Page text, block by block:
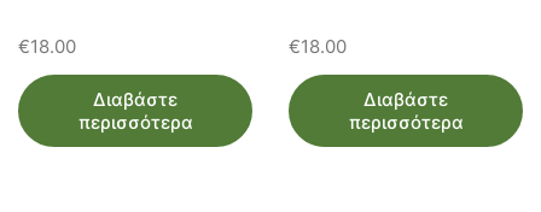
€18.00
Διαβάστε
περισσότερα
€18.00
Διαβάστε
περισσότερα